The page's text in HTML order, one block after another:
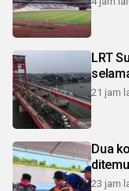
LRT
21 jam
Dua
23 jam